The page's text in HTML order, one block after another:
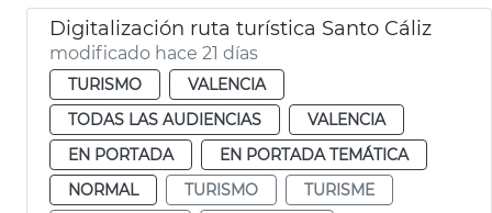
Digitalización ruta turística Santo Cáliz
modificado hace 21 días
TURISMO
VALENCIA
TODAS LAS AUDIENCIAS
VALENCIA
EN PORTADA
EN PORTADA TEMÁTICA
NORMAL
TURISMO
TURISME